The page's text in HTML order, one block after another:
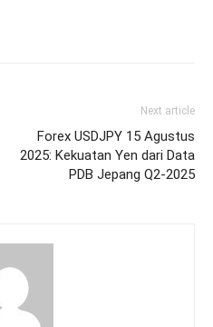
Next article
Forex USDJPY 15 Agustus
2025: Kekuatan Yen dari Data
PDB Jepang Q2-2025